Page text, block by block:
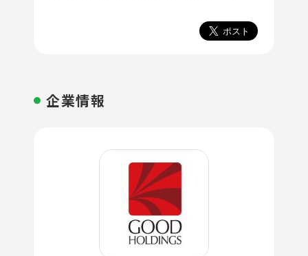
企業情報